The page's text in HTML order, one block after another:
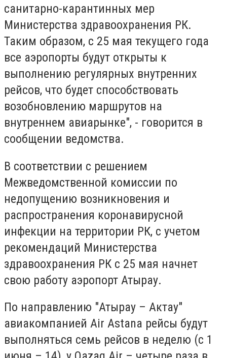
санитарно-карантинных мер
Министерства здравоохранения РК.
Таким образом, с 25 мая текущего года
все аэропорты будут открыты к
выполнению регулярных внутренних
рейсов, что будет способствовать
возобновлению маршрутов на
внутреннем авиарынке", - говорится в
сообщении ведомства.
В соответствии с решением
Межведомственной комиссии по
недопущению возникновения и
распространения коронавирусной
инфекции на территории РК, с учетом
рекомендаций Министерства
здравоохранения РК с 25 мая начнет
свою работу аэропорт Атырау.
По направлению "Атырау – Актау"
авиакомпанией Air Astana рейсы будут
выполняться семь рейсов в неделю (с 1